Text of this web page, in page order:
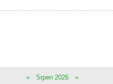
« Srpen 2026 »